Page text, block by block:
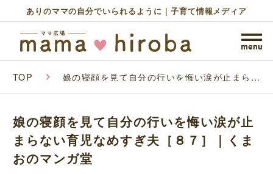
ありのママの自分でいられるように｜子育て情報メディア
TOP 娘の寝顔を見て自分の行いを悔い涙が止まらな
娘の寝顔を見て自分の行いを悔い涙が止
まらない育児なめすぎ夫［８７］｜くま
おのマンガ堂